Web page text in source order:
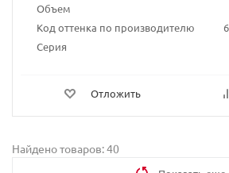
Объем
Код оттенка по производителю
Серия
Отложить
Найдено товаров: 40